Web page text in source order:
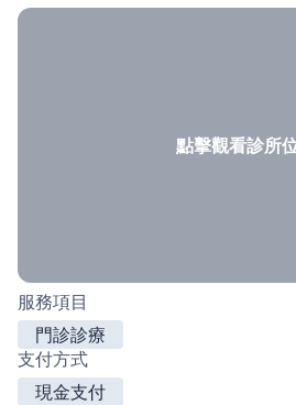
點擊觀看診所
服務項目
門診診療
支付方式
現金支付